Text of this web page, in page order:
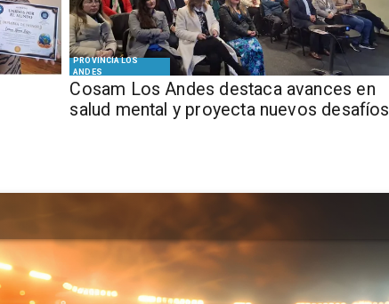
PROVINCIA LOS
ANDES
Cosam Los Andes destaca avances en
salud mental y proyecta nuevos desafíos